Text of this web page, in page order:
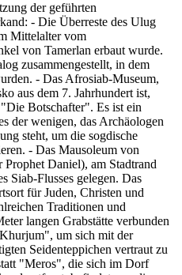
der geführten
- Die Überreste des Ulug
Mittelalter vom
von Tamerlan erbaut wurde.
zusammengestellt, in dem
- Das Afrosiab-Museum,
aus dem 7. Jahrhundert ist,
Botschafter". Es ist ein
der wenigen, das Archäologen
steht, um die sogdische
- Das Mausoleum von
Daniel), am Stadtrand
Siab-Flusses gelegen. Das
für Juden, Christen und
Traditionen und
langen Grabstätte verbunden
um sich mit der
Seidenteppichen vertraut zu
"Meros", die sich im Dorf